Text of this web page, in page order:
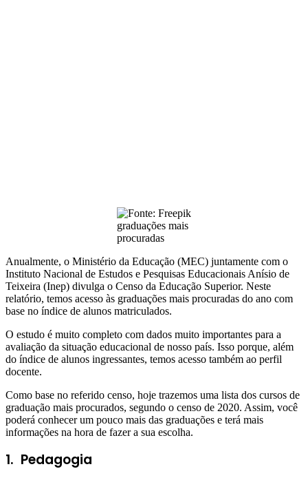
graduações mais
procuradas
Anualmente, o Ministério da Educação (MEC) juntamente com o
Instituto Nacional de Estudos e Pesquisas Educacionais Anísio de
Teixeira (Inep) divulga o Censo da Educação Superior. Neste
relatório, temos acesso às graduações mais procuradas do ano com
base no índice de alunos matriculados.
O estudo é muito completo com dados muito importantes para a
avaliação da situação educacional de nosso país. Isso porque, além
do índice de alunos ingressantes, temos acesso também ao perfil
docente.
Como base no referido censo, hoje trazemos uma lista dos cursos de
graduação mais procurados, segundo o censo de 2020. Assim, você
poderá conhecer um pouco mais das graduações e terá mais
informações na hora de fazer a sua escolha.
1. Pedagogia